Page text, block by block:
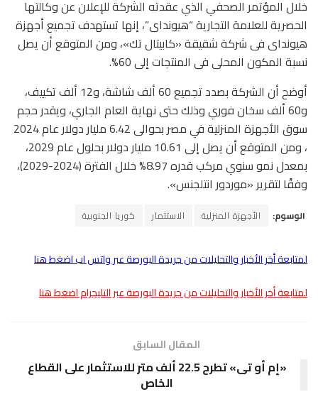
خلال المؤتمر الصحفي الذي عقدته الشركة للإعلان عن وكالتها
الحصرية للعلامة التجارية “هيونداى”، إنها تستهدف تجميع أجهزة
هيونداى فى شركة شقيقة «كابيتال تك»، ومن المتوقع أن يصل
نسبة المكون المحلى فى المنتجات إلى 60%.
أوضح أن الشركة بصدد تجميع 60 ألف شاشة، و12 ألف تكييف،
و60 ألف سخان فوري وذلك حتى نهاية العام الجاري، ويقدر حجم
سوق الأجهزة المنزلية في مصر بحوالى 6.42 مليار دولار عام 2024
، ومن المتوقع أن يصل إلى 10.61 مليار دولار بحلول عام 2029،
بمعدل نمو سنوي مركب قدره 8.97% خلال الفترة (2024-2029)،
وفقًا لتقرير «موردور انتلجنس».
الوسوم: الأجهزة المنزلية الاستثمار كوريا الجنوبية
لمتابعة أخر الأخبار والتحليلات من جريدة البورصة عبر واتس اب اضغط هنا
لمتابعة أخر الأخبار والتحليلات من جريدة البورصة عبر التليجرام اضغط هنا
المقال السابق
«إم أو تى» تطرح 22.5 ألف متر للاستثمار على القطاع
الخاص